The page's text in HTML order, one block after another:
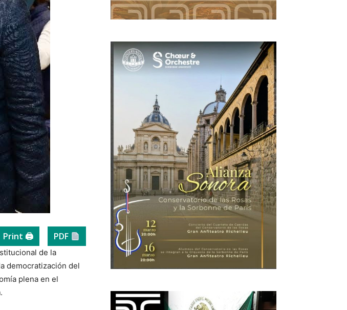
Print 🖨 PDF
de la
democratización del
plena en el